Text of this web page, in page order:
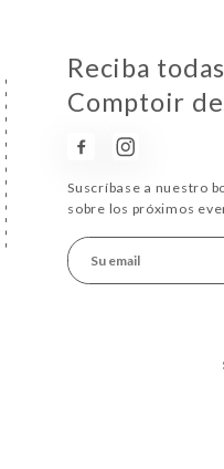
Reciba
Comptoir
Suscríbase a nuestro
sobre los próximos